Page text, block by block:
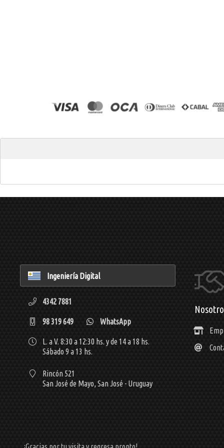
Ingeniería Digital
4342 7881
98 319 649 WhatsApp
L. a V. 8:30 a 12:30 hs. y de 14 a 18 hs.
Sábado 9 a 13 hs.
Rincón 521
San José de Mayo,San José - Uruguay